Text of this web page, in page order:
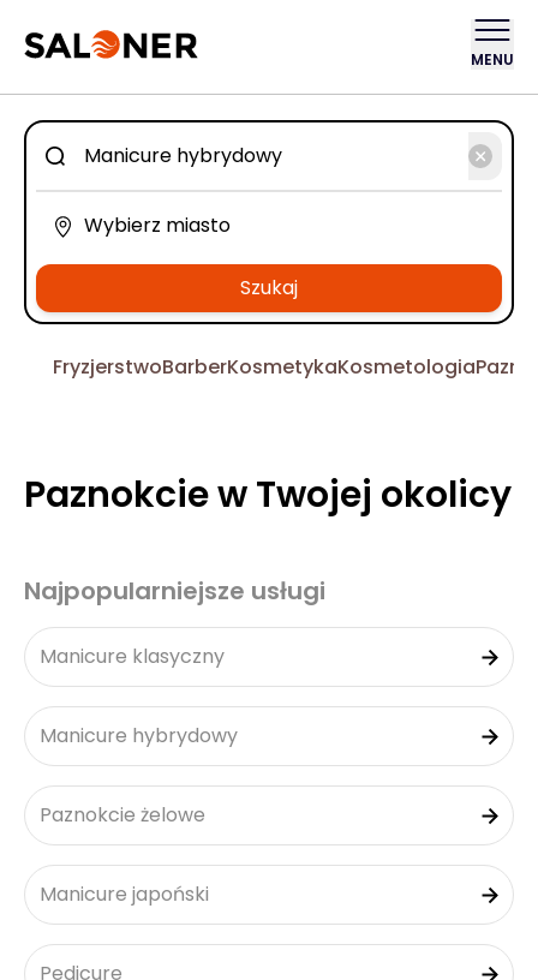
MENU
Szukaj
FryzjerstwoBarberKosmetykaKosmetologia
Paznokcie w Twojej okolicy
Najpopularniejsze usługi
Manicure klasyczny
Manicure hybrydowy
Paznokcie żelowe
Manicure japoński
Pedicure